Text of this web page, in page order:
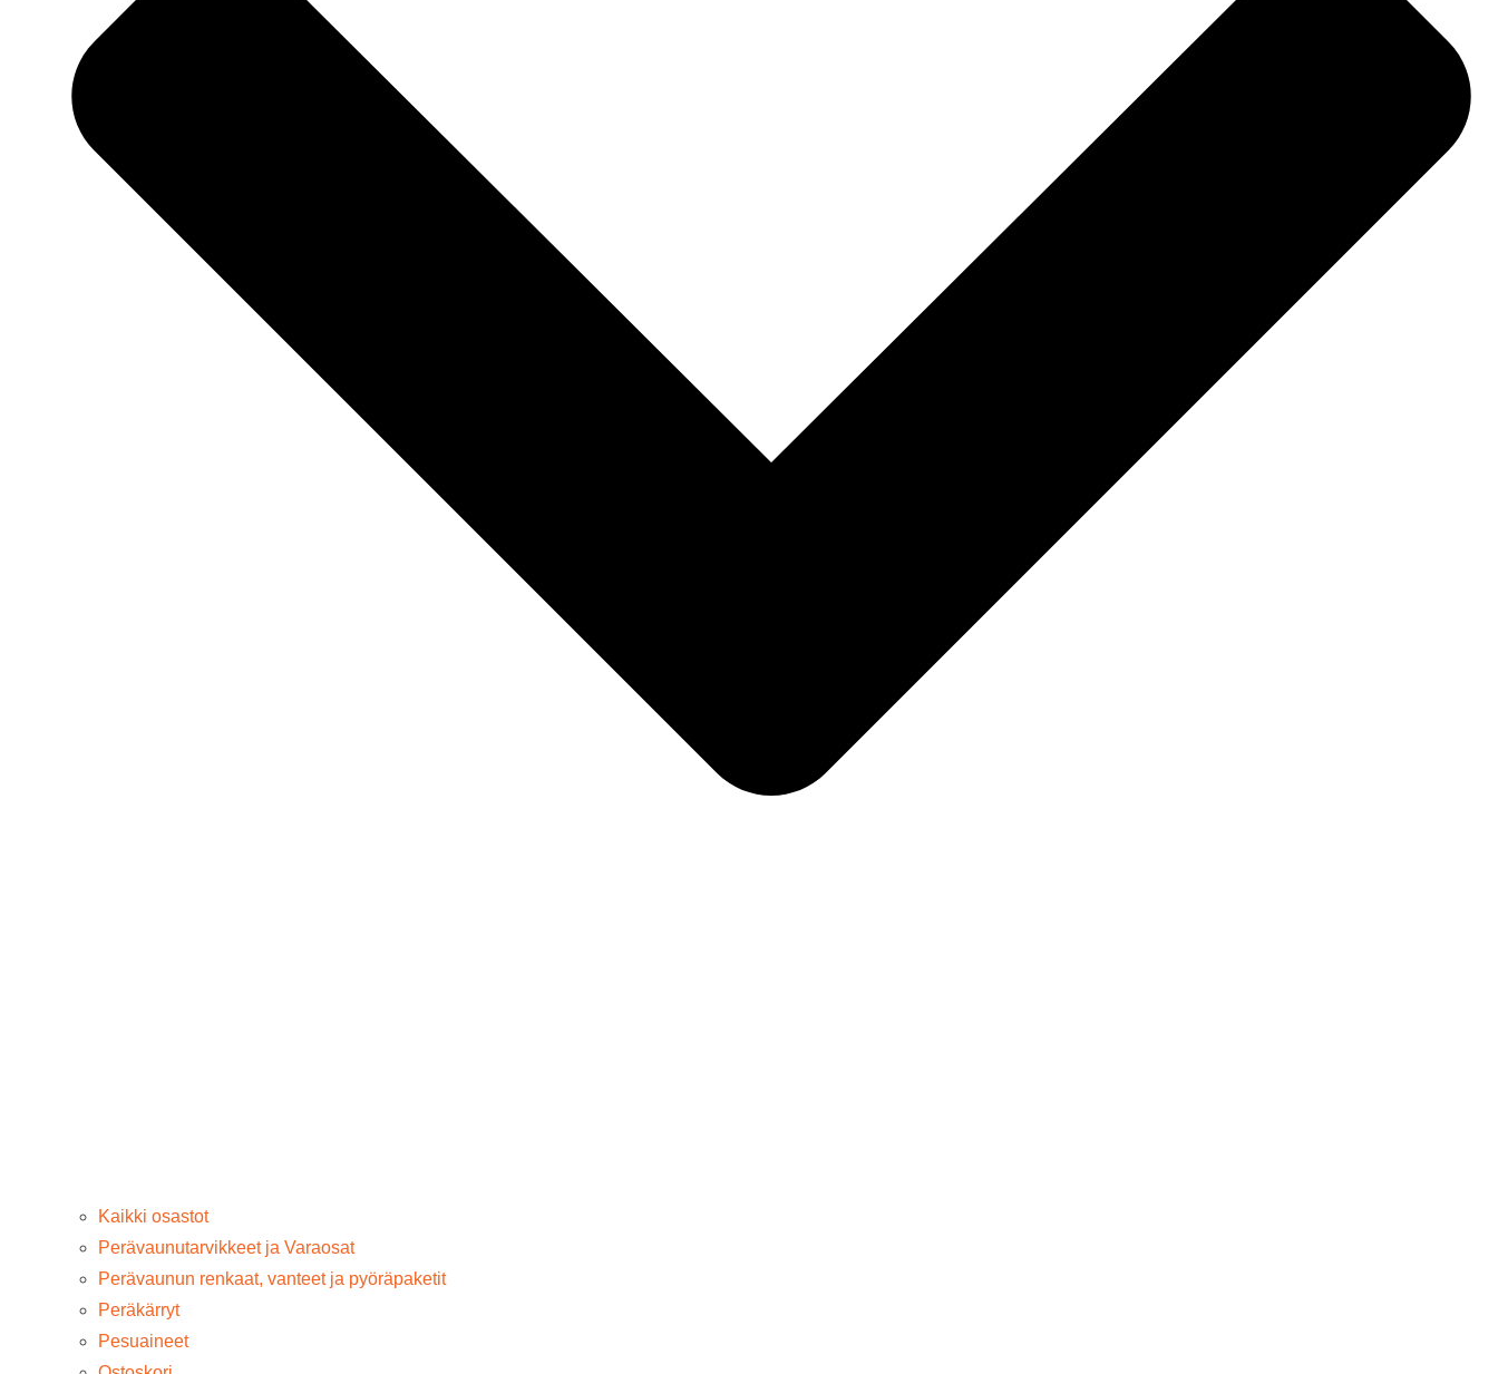
Kaikki osastot
Perävaunutarvikkeet ja Varaosat
Perävaunun renkaat, vanteet ja pyöräpaketit
Peräkärryt
Pesuaineet